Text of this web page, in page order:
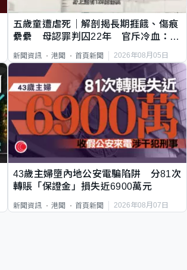
五歲童遭虐死｜解剖揭長期捱餓、傷痕
纍纍 母認罪判囚22年 官斥冷血：同
新聞資訊 港聞 首頁新聞 2026年08月05日
43歲主婦墮內地公安電騙陷阱 分81次
轉賬「保證金」損失近6900萬元
新聞資訊 港聞 首頁新聞 2026年08月07日